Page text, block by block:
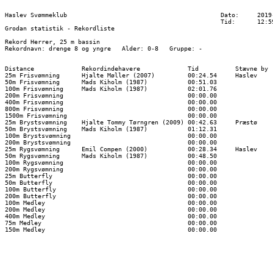
Haslev Svømmeklub                                          Dato:     2019-
Tid:
Grodan statistik - Rekordliste
Rekord Herrer, 25 m bassin
Rekordnavn: drenge 8 og yngre   Alder: 0-8   Gruppe: -
Distance             Rekordindehavere             Tid          Stævne
25m Frisvømning      Hjalte Møller (2007)         00:24.54     Haslev
50m Frisvømning      Mads Kiholm (1987)           00:51.03
100m Frisvømning     Mads Kiholm (1987)           02:01.76
200m Frisvømning
400m Frisvømning
800m Frisvømning
1500m Frisvømning
25m Brystsvømning    Hjalte Tommy Tørngren (2009) 00:42.63
50m Brystsvømning    Mads Kiholm (1987)           01:12.31
100m Brystsvømning
200m Brystsvømning
25m Rygsvømning      Emil Compen (2000)           00:28.34     Haslev
50m Rygsvømning      Mads Kiholm (1987)           00:48.50
100m Rygsvømning
200m Rygsvømning
25m Butterfly
50m Butterfly
100m Butterfly
200m Butterfly
100m Medley
200m Medley
400m Medley
75m Medley
150m Medley